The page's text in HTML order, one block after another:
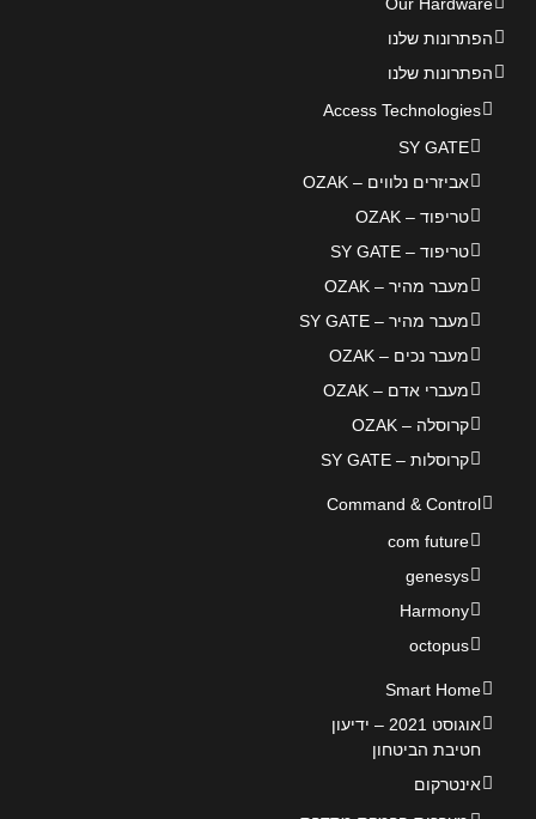
הפתרונות שלנו
הפתרונות שלנו
Access Technologies
SY GATE
אביזרים נלווים – OZAK
טריפוד – OZAK
טריפוד – SY GATE
מעבר מהיר – OZAK
מעבר מהיר – SY GATE
מעבר נכים – OZAK
מעברי אדם – OZAK
קרוסלה – OZAK
קרוסלות – SY GATE
Command & Control
com future
genesys
Harmony
octopus
Smart Home
אוגוסט 2021 – ידיעון
חטיבת הביטחון
אינטרקום